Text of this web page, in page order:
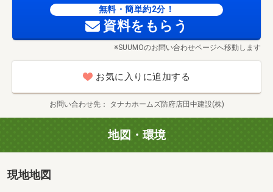
※アンケートにご記入いただいた新規ご来場者の方に限り
ます（1家族様につき1枚）。
枚数に限りがございます。無くなり次第終了となります。
無料・簡単約2分！
資料をもらう
※SUUMOのお問い合わせページへ移動します
お気に入りに追加する
お問い合わせ先 タナカホームズ防府店田中建設(株)
地図・環境
現地地図